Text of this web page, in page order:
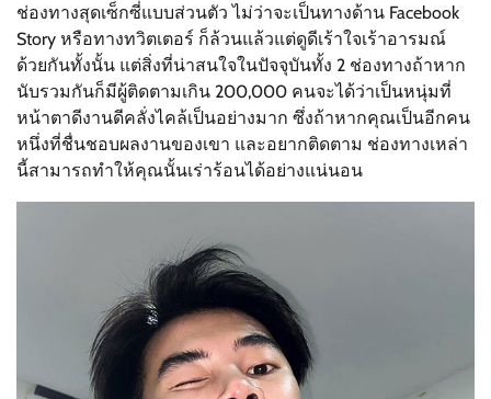
ช่องทางสุดเซ็กซี่แบบส่วนตัว ไม่ว่าจะเป็นทางด้าน Facebook
Story หรือทางทวิตเตอร์ ก็ล้วนแล้วแต่ดูดีเร้าใจเร้าอารมณ์
ด้วยกันทั้งนั้น แต่สิ่งที่น่าสนใจในปัจจุบันทั้ง 2 ช่องทางถ้าหาก
นับรวมกันก็มีผู้ติดตามเกิน 200,000 คนจะได้ว่าเป็นหนุ่มที่
หน้าตาดีงานดีคลั่งไคล้เป็นอย่างมาก ซึ่งถ้าหากคุณเป็นอีกคน
หนึ่งที่ชื่นชอบผลงานของเขา และอยากติดตาม ช่องทางเหล่า
นี้สามารถทำให้คุณนั้นเร่าร้อนได้อย่างแน่นอน